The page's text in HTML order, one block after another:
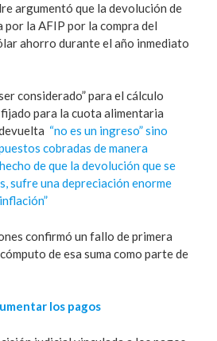
argumentó que la devolución de
por la AFIP por la compra del
ahorro durante el año inmediato
considerado” para el cálculo
para la cuota alimentaria
“no es un ingreso” sino
cobradas de manera
de que la devolución que se
sufre una depreciación enorme
confirmó un fallo de primera
de esa suma como parte de
los pagos